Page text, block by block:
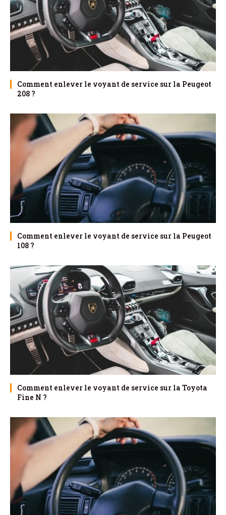
Comment enlever le voyant de service sur la Peugeot
208 ?
Comment enlever le voyant de service sur la Peugeot
108 ?
Comment enlever le voyant de service sur la Toyota
Fine N ?